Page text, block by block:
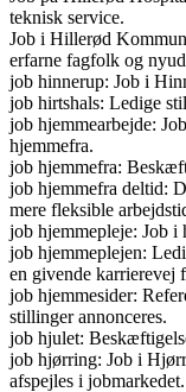
teknisk service.
Job i Hillerød
erfarne fagfolk og
job hinnerup: Job i
job hirtshals: Ledige
job hjemmearbejde:
hjemmefra.
job hjemmefra:
job hjemmefra deltid:
mere fleksible
job hjemmepleje: Job i
job hjemmeplejen:
en givende karrierevej
job hjemmesider:
stillinger annonceres.
job hjulet:
job hjørring: Job i
afspejles i jobmarkedet.